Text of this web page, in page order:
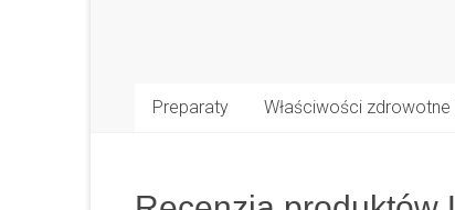
Preparaty Właściwości zdrowotne